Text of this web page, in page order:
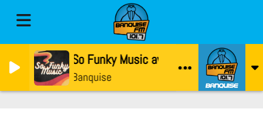
So Funky Music avec Gaetan
Banquise